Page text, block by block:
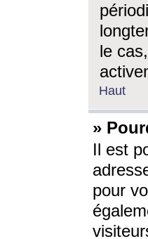
le
Haut
»
Il est
pour